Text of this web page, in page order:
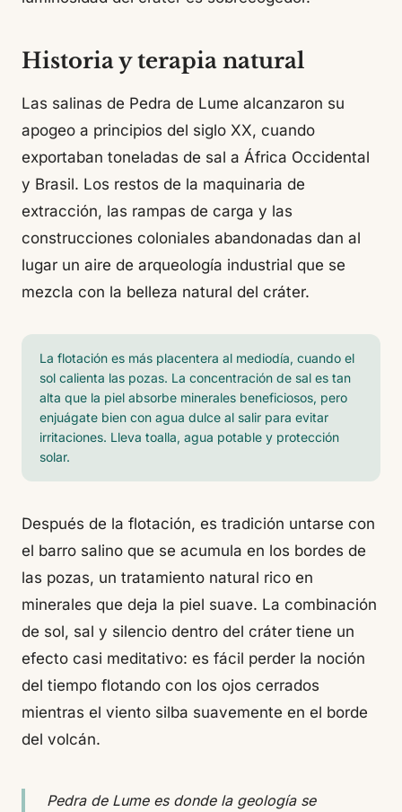
Historia y terapia natural
Las salinas de Pedra de Lume alcanzaron su
apogeo a principios del siglo XX, cuando
exportaban toneladas de sal a África Occidental
y Brasil. Los restos de la maquinaria de
extracción, las rampas de carga y las
construcciones coloniales abandonadas dan al
lugar un aire de arqueología industrial que se
mezcla con la belleza natural del cráter.
La flotación es más placentera al mediodía, cuando el
sol calienta las pozas. La concentración de sal es tan
alta que la piel absorbe minerales beneficiosos, pero
enjuágate bien con agua dulce al salir para evitar
irritaciones. Lleva toalla, agua potable y protección
solar.
Después de la flotación, es tradición untarse con
el barro salino que se acumula en los bordes de
las pozas, un tratamiento natural rico en
minerales que deja la piel suave. La combinación
de sol, sal y silencio dentro del cráter tiene un
efecto casi meditativo: es fácil perder la noción
del tiempo flotando con los ojos cerrados
mientras el viento silba suavemente en el borde
del volcán.
Pedra de Lume es donde la geología se